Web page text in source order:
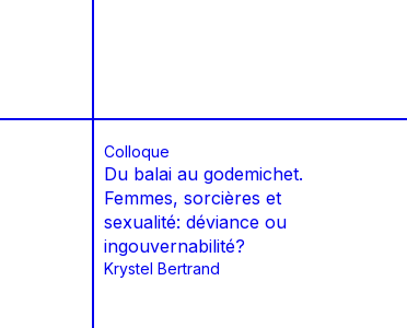
Colloque
Du balai au godemichet.
Femmes, sorcières et
sexualité: déviance ou
ingouvernabilité?
Krystel Bertrand